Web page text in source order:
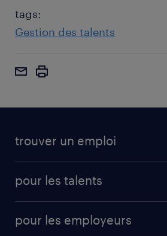
tags:
Gestion des talents
trouver un emploi
pour les talents
pour les employeurs